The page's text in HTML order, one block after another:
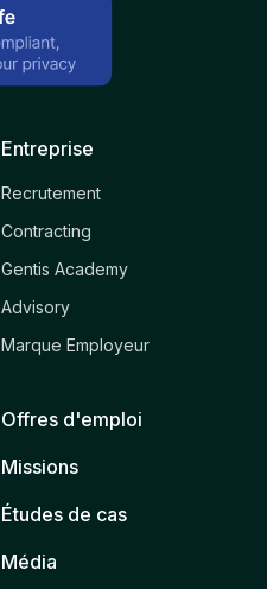
Entreprise
Recrutement
Contracting
Gentis Academy
Advisory
Marque Employeur
Offres d'emploi
Missions
Études de cas
Média